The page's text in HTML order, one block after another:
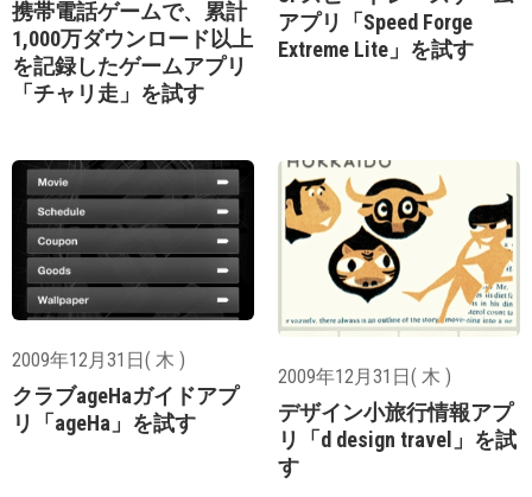
携帯電話ゲームで、累計
1,000万ダウンロード以上
を記録したゲームアプリ
「チャリ走」を試す
アプリ「Speed Forge
Extreme Lite」を試す
2009年12月31日( 木 )
クラブageHaガイドアプ
リ「ageHa」を試す
2009年12月31日( 木 )
デザイン小旅行情報アプ
リ「d design travel」を試
す